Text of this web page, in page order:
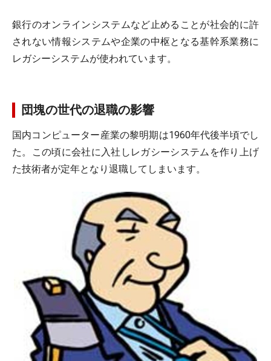
銀行のオンラインシステムなど止めることが社会的に許
されない情報システムや企業の中枢となる基幹系業務に
レガシーシステムが使われています。
団塊の世代の退職の影響
国内コンピューター産業の黎明期は1960年代後半頃でし
た。この頃に会社に入社しレガシーシステムを作り上げ
た技術者が定年となり退職してしまいます。